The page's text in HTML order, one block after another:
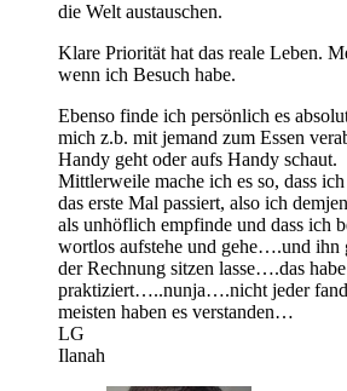
die Welt austauschen.
Klare Priorität hat das reale Leben.
wenn ich Besuch habe.
Ebenso finde ich persönlich es
mich z.b. mit jemand zum Essen
Handy geht oder aufs Handy schaut.
Mittlerweile mache ich es so, dass
das erste Mal passiert, also ich
als unhöflich empfinde und dass ich
wortlos aufstehe und gehe….und ihn
der Rechnung sitzen lasse….das
praktiziert…..nunja….nicht jeder
meisten haben es verstanden…
LG
Ilanah